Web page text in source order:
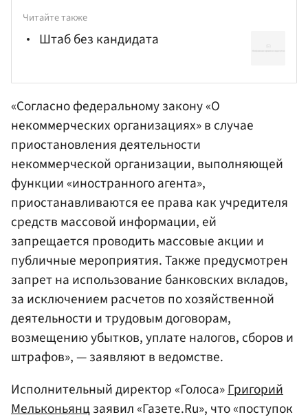
Читайте также
Штаб без кандидата
«Согласно федеральному закону «О
некоммерческих организациях» в случае
приостановления деятельности
некоммерческой организации, выполняющей
функции «иностранного агента»,
приостанавливаются ее права как учредителя
средств массовой информации, ей
запрещается проводить массовые акции и
публичные мероприятия. Также предусмотрен
запрет на использование банковских вкладов,
за исключением расчетов по хозяйственной
деятельности и трудовым договорам,
возмещению убытков, уплате налогов, сборов и
штрафов», — заявляют в ведомстве.
Исполнительный директор «Голоса»Григорий
Мельконьянцзаявил «Газете.Ru», что «поступок